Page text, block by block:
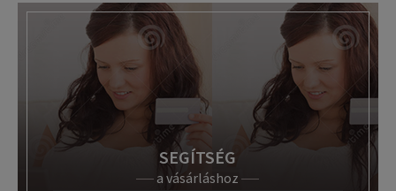
SEGÍTSÉG
a vásárláshoz